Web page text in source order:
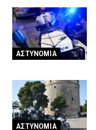
ΑΣΤΥΝΟΜΙΑ
ΑΣΤΥΝΟΜΙΑ